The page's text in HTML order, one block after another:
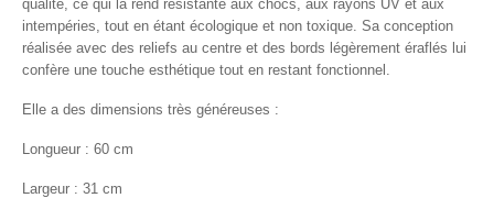
qualité, ce qui la rend résistante aux chocs, aux rayons UV et aux
intempéries, tout en étant écologique et non toxique. Sa conception
réalisée avec des reliefs au centre et des bords légèrement éraflés lui
confère une touche esthétique tout en restant fonctionnel.
Elle a des dimensions très généreuses :
Longueur : 60 cm
Largeur : 31 cm